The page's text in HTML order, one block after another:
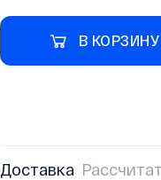
В КОРЗИНУ
Доставка